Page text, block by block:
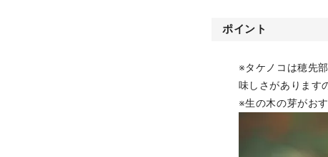
ポイント
※タケノコは穂先
味しさがあります
※生の木の芽がお